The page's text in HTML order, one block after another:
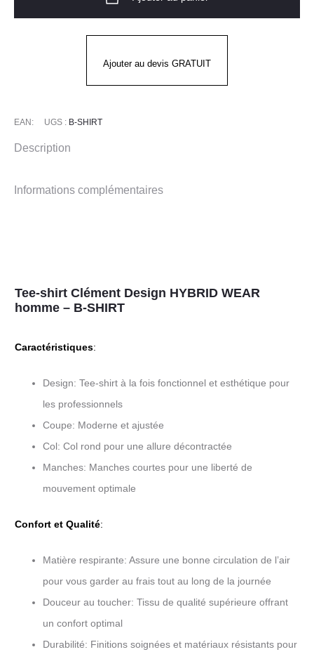
-
Ajouter au devis GRATUIT
EAN: UGS : B-SHIRT
Description
Informations complémentaires
Tee-shirt Clément Design HYBRID WEAR
homme – B-SHIRT
Caractéristiques:
Design: Tee-shirt à la fois fonctionnel et esthétique pour
les professionnels
Coupe: Moderne et ajustée
Col: Col rond pour une allure décontractée
Manches: Manches courtes pour une liberté de
mouvement optimale
Confort et Qualité:
Matière respirante: Assure une bonne circulation de l’air
pour vous garder au frais tout au long de la journée
Douceur au toucher: Tissu de qualité supérieure offrant
un confort optimal
Durabilité: Finitions soignées et matériaux résistants pour